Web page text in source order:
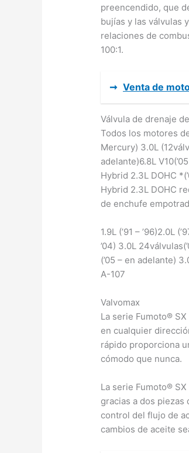
preencendido, que
bujías y las válvulas
relaciones de
100:1.
➞ Venta de
Válvula de drenaje
Todos los motores
Mercury) 3.0L
adelante)6.8L
Hybrid 2.3L DOHC
Hybrid 2.3L DOHC
de enchufe
1.9L (’91 – ’96)2.0L
’04) 3.0L
(’05 – en adelante)
A-107
Valvomax
La serie Fumoto®
en cualquier
rápido proporciona
cómodo que nunca.
La serie Fumoto®
gracias a dos
control del flujo de
cambios de aceite